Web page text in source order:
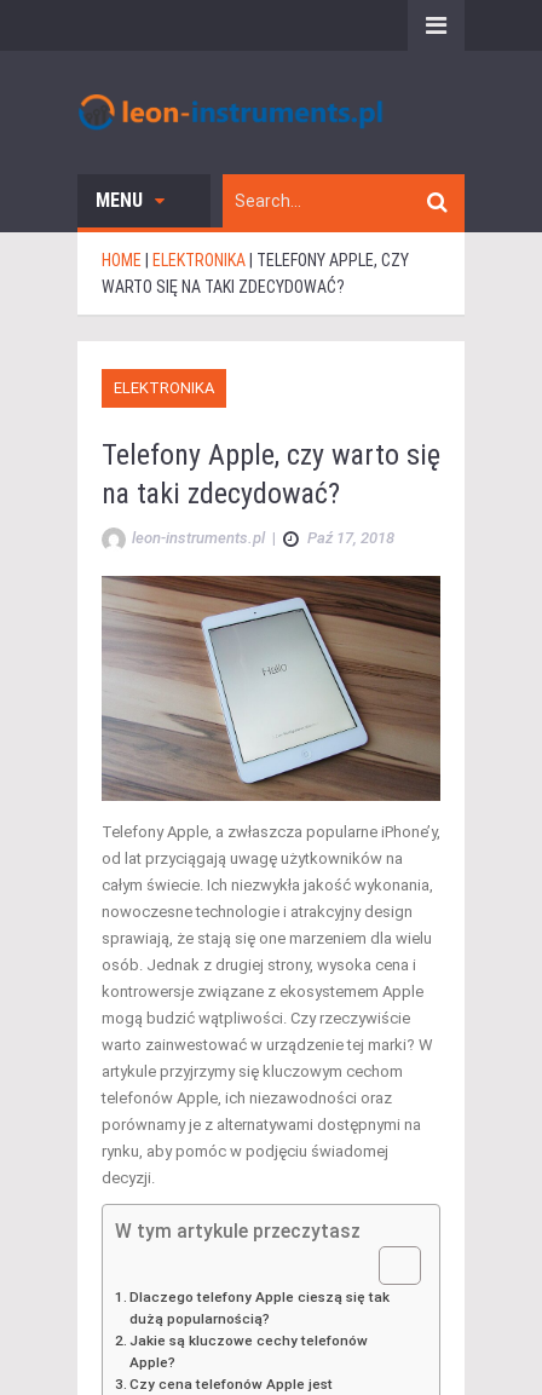
MENU
HOME ELEKTRONIKA
TELEFONY APPLE, CZY
WARTO SIĘ NA TAKI ZDECYDOWAĆ?
ELEKTRONIKA
Telefony Apple, czy warto się
na taki zdecydować?
leon-instruments.pl | Paź 17, 2018
Telefony Apple, a zwłaszcza popularne iPhone’y,
od lat przyciągają uwagę użytkowników na
całym świecie. Ich niezwykła jakość wykonania,
nowoczesne technologie i atrakcyjny design
sprawiają, że stają się one marzeniem dla wielu
osób. Jednak z drugiej strony, wysoka cena i
kontrowersje związane z ekosystemem Apple
mogą budzić wątpliwości. Czy rzeczywiście
warto zainwestować w urządzenie tej marki? W
artykule przyjrzymy się kluczowym cechom
telefonów Apple, ich niezawodności oraz
porównamy je z alternatywami dostępnymi na
rynku, aby pomóc w podjęciu świadomej
decyzji.
W tym artykule przeczytasz
Dlaczego telefony Apple cieszą się tak
dużą popularnością?
Jakie są kluczowe cechy telefonów
Apple?
Czy cena telefonów Apple jest